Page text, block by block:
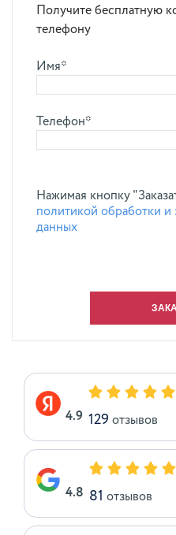
Получите бесплатную
телефону
Имя*
Телефон*
Нажимая кнопку
политикой обработки
данных
4.9 129 отзывов
4.8 81 отзывов